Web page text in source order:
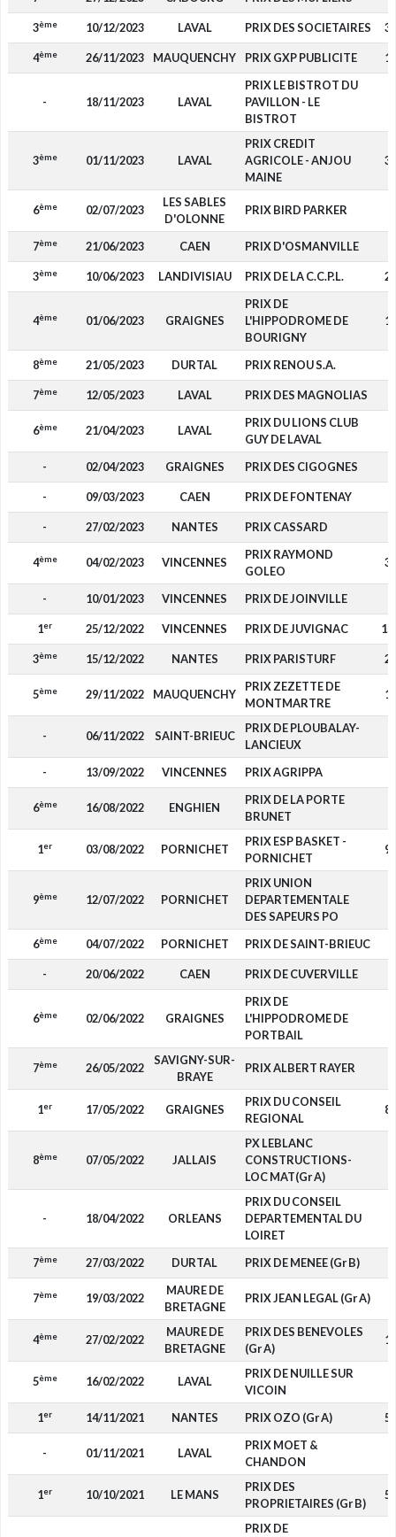
3ème 10/12/2023 LAVAL PRIX DES SOCIETAIRES 3
4ème 26/11/2023 MAUQUENCHY PRIX GXP PUBLICITE 1
- 18/11/2023 LAVAL
PRIX LE BISTROT DU
PAVILLON - LE
BISTROT
3ème 01/11/2023 LAVAL
PRIX CREDIT
AGRICOLE - ANJOU
MAINE
3
6ème 02/07/2023
LES SABLES
D'OLONNE
PRIX BIRD PARKER
7ème 21/06/2023 CAEN PRIX D'OSMANVILLE
3ème 10/06/2023 LANDIVISIAU PRIX DE LA C.C.P.L. 2
4ème 01/06/2023 GRAIGNES
PRIX DE
L'HIPPODROME DE
BOURIGNY
1
8ème 21/05/2023 DURTAL PRIX RENOU S.A.
7ème 12/05/2023 LAVAL PRIX DES MAGNOLIAS
6ème 21/04/2023 LAVAL
PRIX DU LIONS CLUB
GUY DE LAVAL
- 02/04/2023 GRAIGNES PRIX DES CIGOGNES
- 09/03/2023 CAEN PRIX DE FONTENAY
- 27/02/2023 NANTES PRIX CASSARD
4ème 04/02/2023 VINCENNES
PRIX RAYMOND
GOLEO
3
- 10/01/2023 VINCENNES PRIX DE JOINVILLE
1er 25/12/2022 VINCENNES PRIX DE JUVIGNAC 15
3ème 15/12/2022 NANTES PRIX PARISTURF 2
5ème 29/11/2022 MAUQUENCHY
PRIX ZEZETTE DE
MONTMARTRE
1
- 06/11/2022 SAINT-BRIEUC
PRIX DE PLOUBALAY-
LANCIEUX
- 13/09/2022 VINCENNES PRIX AGRIPPA
6ème 16/08/2022 ENGHIEN
PRIX DE LA PORTE
BRUNET
1er 03/08/2022 PORNICHET
PRIX ESP BASKET -
PORNICHET
9
9ème 12/07/2022 PORNICHET
PRIX UNION
DEPARTEMENTALE
DES SAPEURS PO
6ème 04/07/2022 PORNICHET PRIX DE SAINT-BRIEUC
- 20/06/2022 CAEN PRIX DE CUVERVILLE
6ème 02/06/2022 GRAIGNES
PRIX DE
L'HIPPODROME DE
PORTBAIL
7ème 26/05/2022
SAVIGNY-SUR-
BRAYE
PRIX ALBERT RAYER
1er 17/05/2022 GRAIGNES
PRIX DU CONSEIL
REGIONAL
8
8ème 07/05/2022 JALLAIS
PX LEBLANC
CONSTRUCTIONS-
LOC MAT(Gr A)
- 18/04/2022 ORLEANS
PRIX DU CONSEIL
DEPARTEMENTAL DU
LOIRET
7ème 27/03/2022 DURTAL PRIX DE MENEE (Gr B)
7ème 19/03/2022
MAURE DE
BRETAGNE
PRIX JEAN LEGAL (Gr A)
4ème 27/02/2022
MAURE DE
BRETAGNE
PRIX DES BENEVOLES
(Gr A)
1
5ème 16/02/2022 LAVAL
PRIX DE NUILLE SUR
VICOIN
1er 14/11/2021 NANTES PRIX OZO (Gr A) 5
- 01/11/2021 LAVAL
PRIX MOET &
CHANDON
1er 10/10/2021 LE MANS
PRIX DES
PROPRIETAIRES (Gr B)
5
PRIX DE